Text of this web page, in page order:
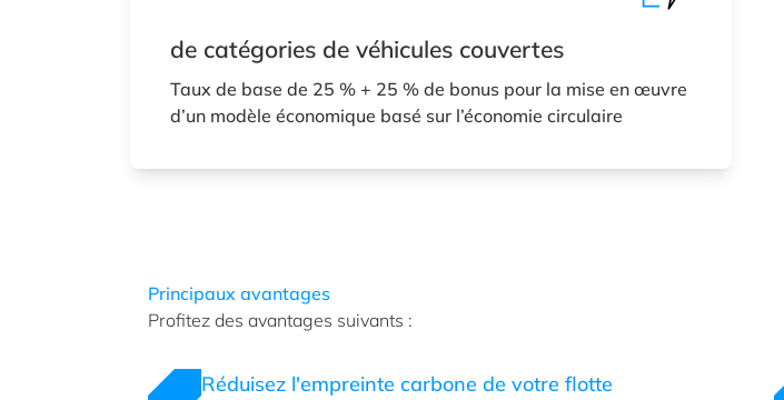
de catégories de véhicules couvertes
Taux de base de 25 % + 25 % de bonus pour la mise en œuvre
d’un modèle économique basé sur l’économie circulaire
Principaux avantages
Profitez des avantages suivants :
Réduisez l'empreinte carbone de votre flotte